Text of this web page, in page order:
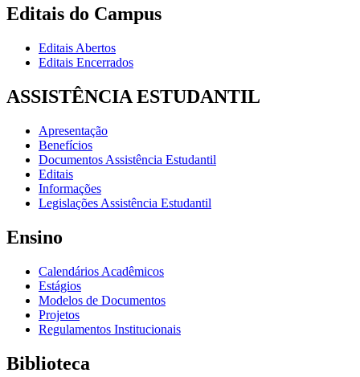
Editais do Campus
Editais Abertos
Editais Encerrados
ASSISTÊNCIA ESTUDANTIL
Apresentação
Benefícios
Documentos Assistência Estudantil
Editais
Informações
Legislações Assistência Estudantil
Ensino
Calendários Acadêmicos
Estágios
Modelos de Documentos
Projetos
Regulamentos Institucionais
Biblioteca